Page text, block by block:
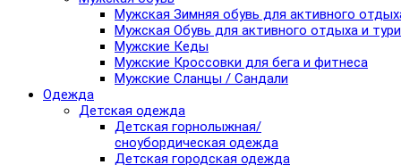
Мужская Зимняя обувь для активного
Мужская Обувь для активного отдыха и
Мужские Кеды
Мужские Кроссовки для бега и фитнеса
Мужские Сланцы / Сандали
Одежда
Детская одежда
Детская горнолыжная/
сноубордическая одежда
Детская городская одежда